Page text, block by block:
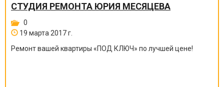
СТУДИЯ РЕМОНТА ЮРИЯ МЕСЯЦЕВА
0
19 марта 2017 г.
Ремонт вашей квартиры «ПОД КЛЮЧ» по лучшей цене!